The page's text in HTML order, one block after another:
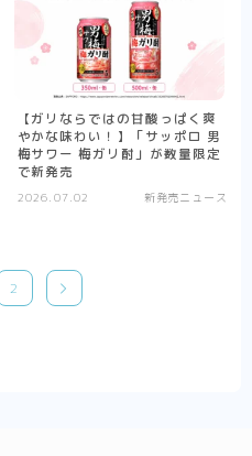
【ガリならではの甘酸っぱく爽
やかな味わい！】「サッポロ 男
梅サワー 梅ガリ酎」が数量限定
で新発売
2026.07.02 新発売ニュース
2